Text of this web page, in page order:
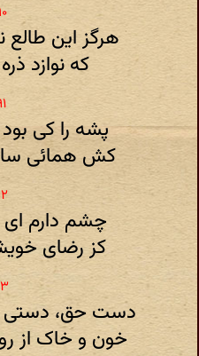
هرگز این
که نوازد
پشه را کی
کش همائی
چشم دارم ای
کز رضای
دست حق، دستی
خون و خاک از